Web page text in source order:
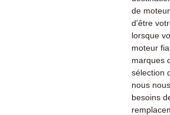
de
d'être
lorsque
moteur
marques
sélection
nous
besoins